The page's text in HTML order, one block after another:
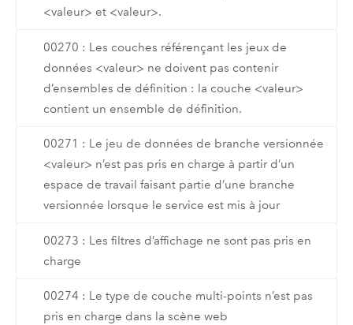
<valeur> et <valeur>.
00270 : Les couches référençant les jeux de
données <valeur> ne doivent pas contenir
d’ensembles de définition : la couche <valeur>
contient un ensemble de définition.
00271 : Le jeu de données de branche versionnée
<valeur> n’est pas pris en charge à partir d’un
espace de travail faisant partie d’une branche
versionnée lorsque le service est mis à jour
00273 : Les filtres d’affichage ne sont pas pris en
charge
00274 : Le type de couche multi-points n’est pas
pris en charge dans la scène web